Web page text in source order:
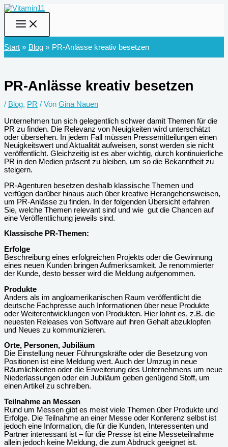
Zum
Inhalt
springen
Start Blog PR-Anlässe kreativ besetzen
PR-Anlässe kreativ besetzen
/ Blog, PR / Von Gina Nauen
Unternehmen tun sich gelegentlich schwer damit Themen für die
PR zu finden. Die Relevanz von Neuigkeiten wird unterschätzt
oder übersehen. In jedem Fall müssen Pressemitteilungen einen
Neuigkeitswert und Aktualität aufweisen, sonst werden sie nicht
veröffentlicht. Gleichzeitig ist es aber wichtig, durch kontinuierliche
PR in den Medien präsent zu bleiben, um so die Bekanntheit zu
steigern.
PR-Agenturen besetzen deshalb klassische Themen und
verfügen darüber hinaus auch über kreative Herangehensweisen,
um PR-Anlässe zu finden. In der folgenden Übersicht erfahren
Sie, welche Themen relevant sind und wie gut die Chancen auf
eine Veröffentlichung jeweils sind.
Klassische PR-Themen:
Erfolge
Beschreibung eines erfolgreichen Projekts oder die Gewinnung
eines neuen Kunden bringen Aufmerksamkeit. Je renommierter
der Kunde, desto besser wird die Meldung aufgenommen.
Produkte
Anders als im angloamerikanischen Raum veröffentlicht die
deutsche Fachpresse auch Informationen über neue Produkte
oder Weiterentwicklungen von Produkten. Hier lohnt es, z.B. die
neuesten Releases von Software auf ihren Gehalt abzuklopfen
und Neues zu kommunizieren.
Orte, Personen, Jubiläum
Die Einstellung neuer Führungskräfte oder die Besetzung von
Positionen ist eine Meldung wert. Auch der Umzug in neue
Räumlichkeiten oder die Erweiterung des Unternehmens um neue
Niederlassungen oder ein Jubiläum geben genügend Stoff, um
einen Artikel zu schreiben.
Teilnahme an Messen
Rund um Messen gibt es meist viele Themen über Produkte und
Erfolge. Die Teilnahme an einer Messe oder Konferenz selbst ist
jedoch eine Information, die für die Kunden, Interessenten und
Partner interessant ist – für die Presse ist eine Messeteilnahme
allein jedoch keine Meldung, die zum Abdruck geeignet ist.